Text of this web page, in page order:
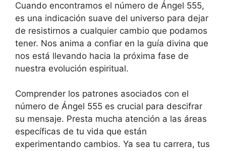
Cuando encontramos el número de Ángel 555,
es una indicación suave del universo para dejar
de resistirnos a cualquier cambio que podamos
tener. Nos anima a confiar en la guía divina que
nos está llevando hacia la próxima fase de
nuestra evolución espiritual.
Comprender los patrones asociados con el
número de Ángel 555 es crucial para descifrar
su mensaje. Presta mucha atención a las áreas
específicas de tu vida que están
experimentando cambios. Ya sea tu carrera, tus